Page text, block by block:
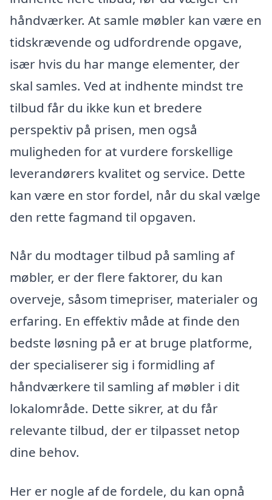
håndværker. At samle møbler kan være en
tidskrævende og udfordrende opgave,
især hvis du har mange elementer, der
skal samles. Ved at indhente mindst tre
tilbud får du ikke kun et bredere
perspektiv på prisen, men også
muligheden for at vurdere forskellige
leverandørers kvalitet og service. Dette
kan være en stor fordel, når du skal vælge
den rette fagmand til opgaven.
Når du modtager tilbud på samling af
møbler, er der flere faktorer, du kan
overveje, såsom timepriser, materialer og
erfaring. En effektiv måde at finde den
bedste løsning på er at bruge platforme,
der specialiserer sig i formidling af
håndværkere til samling af møbler i dit
lokalområde. Dette sikrer, at du får
relevante tilbud, der er tilpasset netop
dine behov.
Her er nogle af de fordele, du kan opnå